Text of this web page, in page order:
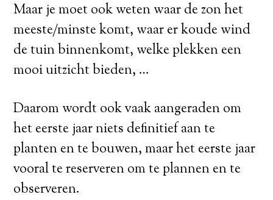
Maar je moet ook weten waar de zon het
meeste/minste komt, waar er koude wind
de tuin binnenkomt, welke plekken een
mooi uitzicht bieden, …
Daarom wordt ook vaak aangeraden om
het eerste jaar niets definitief aan te
planten en te bouwen, maar het eerste jaar
vooral te reserveren om te plannen en te
observeren.